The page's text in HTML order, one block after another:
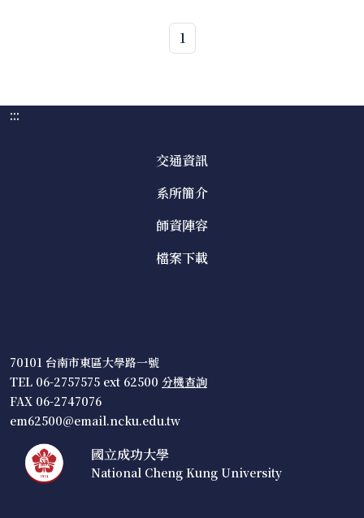
1
:::
交通資訊
系所簡介
師資陣容
檔案下載
70101 台南市東區大學路一號
TEL 06-2757575 ext 62500 分機查詢
FAX 06-2747076
em62500@email.ncku.edu.tw
國立成功大學
National Cheng Kung University